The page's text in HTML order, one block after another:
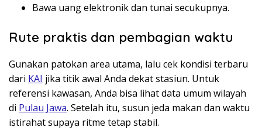
Bawa uang elektronik dan tunai secukupnya.
Rute praktis dan pembagian waktu
Gunakan patokan area utama, lalu cek kondisi terbaru
dari KAI jika titik awal Anda dekat stasiun. Untuk
referensi kawasan, Anda bisa lihat data umum wilayah
di Pulau Jawa. Setelah itu, susun jeda makan dan waktu
istirahat supaya ritme tetap stabil.